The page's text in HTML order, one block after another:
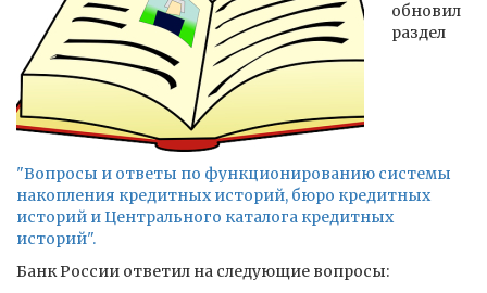
обновил
раздел
"Вопросы и ответы по функционированию системы
накопления кредитных историй, бюро кредитных
историй и Центрального каталога кредитных
историй".
Банк России ответил на следующие вопросы: